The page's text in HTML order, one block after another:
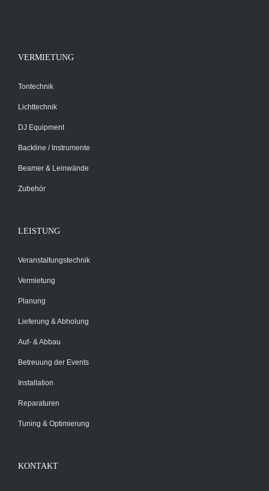
VERMIETUNG
Tontechnik
Lichttechnik
DJ Equipment
Backline / Instrumente
Beamer & Leinwände
Zubehör
LEISTUNG
Veranstaltungstechnik
Vermietung
Planung
Lieferung & Abholung
Auf- & Abbau
Betreuung der Events
Installation
Reparaturen
Tuning & Optimierung
KONTAKT